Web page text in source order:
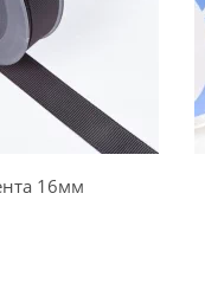
16мм